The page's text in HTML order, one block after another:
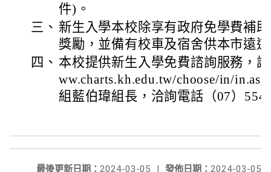
件)。
三、 新生入學本校除享有政府免學費補
獎勵，並備有校車及宿舍供本市遠
四、 本校提供新生入學免費諮詢服務，
ww.charts.kh.edu.tw/choose/in/
組藍伯瑋組長，洽詢電話（07）
發佈日期： 2024-03-05
最後更新日期： 2024-03-05 |